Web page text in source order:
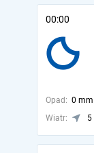
00:00
Opad: 0 mm
Wiatr:
5